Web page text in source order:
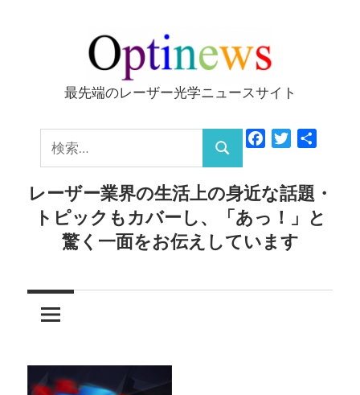
ッ
Optinews
最先端のレーザー光学ニュースサイト
索:
検
索
FacebookTwitter
レーザー業界の生活上の身近な話題・
トピックもカバーし、「あっ！」と
驚く一面をお伝えしています